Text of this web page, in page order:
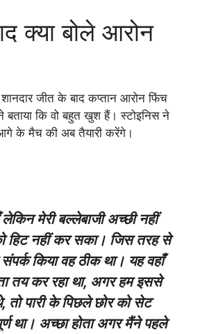
क्या बोले आरोन
जीत के बाद कप्तान आरोन फिंच
कि वो बहुत खुश हैं। स्टोइनिस ने
के मैच की अब तैयारी करेंगे।
मेरी बल्लेबाजी अच्छी नहीं
हिट नहीं कर सका। जिस तरह से
किया वह ठीक था। यह वहाँ
तय कर रहा था, अगर हम इससे
पारी के पिछले छोर को सेट
था। अच्छा होता अगर मैंने पहले